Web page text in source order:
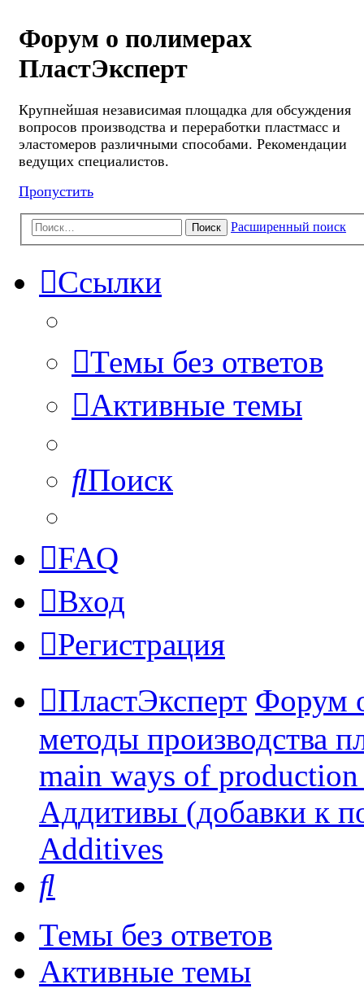
Форум о полимерах
ПластЭксперт
Крупнейшая независимая площадка для обсуждения
вопросов производства и переработки пластмасс и
эластомеров различными способами. Рекомендации
ведущих специалистов.
Пропустить
Поиск Расширенный поиск
Ссылки
Темы без ответов
Активные темы
Поиск
FAQ
Вход
Регистрация
ПластЭксперт Форум
методы производства
main ways of
Аддитивы (добавки к
Additives
Темы без ответов
Активные темы